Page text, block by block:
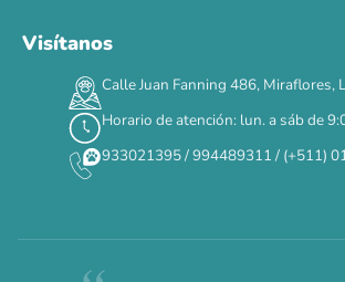
DÍAS HORAS MIN
Siempre fuimos
Visítanos
Calle Juan Fanning 486, Miraflores,
Horario de atención: lun. a sáb de
933021395 / 994489311 / (+511)